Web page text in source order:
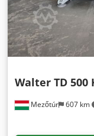
Mezőtúr 607 km
Walter TD 500